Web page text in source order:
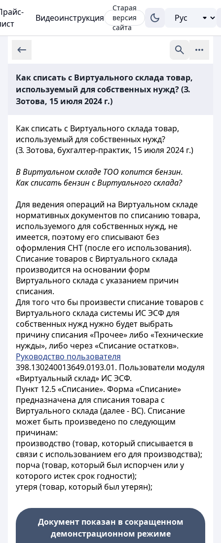
Видеоинструкция
Старая
версия
сайта
Как списать с Виртуального склада товар,
используемый для собственных нужд? (З.
Зотова, 15 июля 2024 г.)
Как списать с Виртуального склада товар,
используемый для собственных нужд?
(З. Зотова, бухгалтер-практик, 15 июля 2024 г.)
В Виртуальном складе ТОО копится бензин.
Как списать бензин с Виртуального склада?
Для ведения операций на Виртуальном складе
нормативных документов по списанию товара,
используемого для собственных нужд, не
имеется, поэтому его списывают без
оформления СНТ (после его использования).
Списание товаров с Виртуального склада
производится на основании форм
Виртуального склада с указанием причин
списания.
Для того что бы произвести списание товаров с
Виртуального склада системы ИС ЭСФ для
собственных нужд нужно будет выбрать
причину списания «Прочее» либо «Технические
нужды», либо через «Списание остатков».
Руководство пользователя
398.130240013649.0193.01. Пользователи модуля
«Виртуальный склад» ИС ЭСФ.
Пункт 12.5 «Списание». Форма «Списание»
предназначена для списания товара с
Виртуального склада (далее - ВС). Списание
может быть произведено по следующим
причинам:
производство (товар, который списывается в
связи с использованием его для производства);
порча (товар, который был испорчен или у
которого истек срок годности);
утеря (товар, который был утерян);
Документ показан в сокращенном
демонстрационном режиме